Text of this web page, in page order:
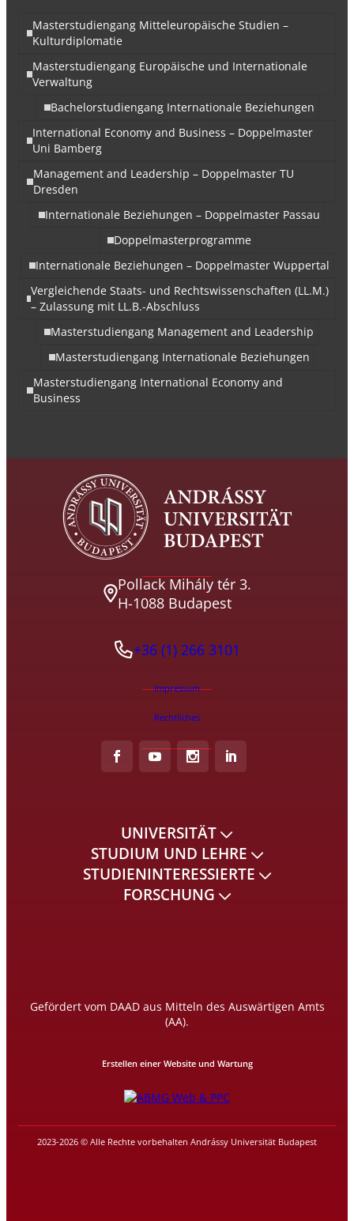
Masterstudiengang Mitteleuropäische Studien –
Kulturdiplomatie
Masterstudiengang Europäische und Internationale
Verwaltung
Bachelorstudiengang Internationale Beziehungen
International Economy and Business – Doppelmaster
Uni Bamberg
Management and Leadership – Doppelmaster TU
Dresden
Internationale Beziehungen – Doppelmaster Passau
Doppelmasterprogramme
Internationale Beziehungen – Doppelmaster Wuppertal
Vergleichende Staats- und Rechtswissenschaften (LL.M.)
– Zulassung mit LL.B.-Abschluss
Masterstudiengang Management and Leadership
Masterstudiengang Internationale Beziehungen
Masterstudiengang International Economy and
Business
Pollack Mihály tér 3.
H-1088 Budapest
+36 (1) 266 3101
Impressum
Rechtliches
UNIVERSITÄT
STUDIUM UND LEHRE
STUDIENINTERESSIERTE
FORSCHUNG
Gefördert vom DAAD aus Mitteln des Auswärtigen Amts
(AA).
2023-2026 © Alle Rechte vorbehalten Andrássy Universität Budapest
Erstellen einer Website und Wartung